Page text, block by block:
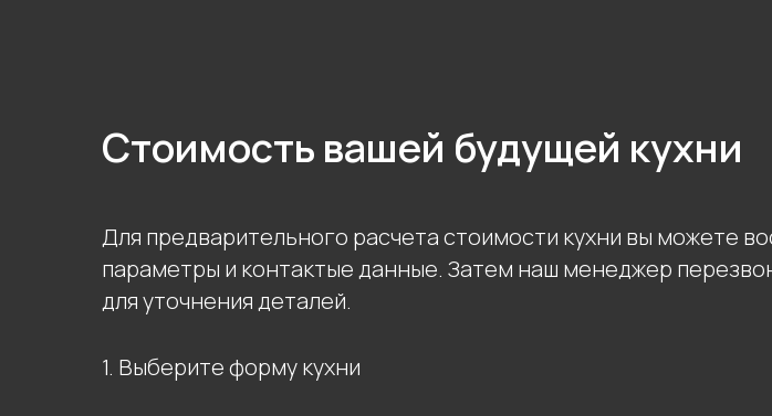
Стоимость вашей будущей кухни
Для предварительного расчета стоимости кухни вы можете
параметры и контактые данные. Затем наш менеджер
для уточнения деталей.
1. Выберите форму кухни